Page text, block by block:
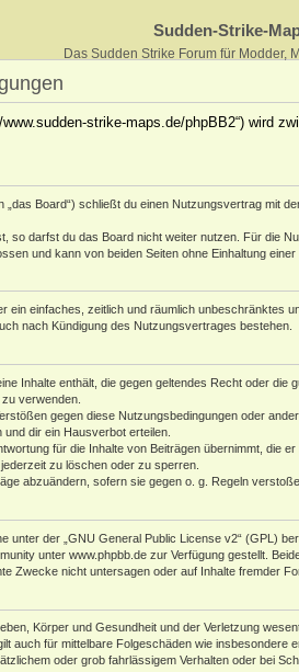
Sudden-Strike-
Das Sudden Strike Forum für Modder,
strike-maps.de/phpBB2“) wird
„das Board“) schließt du einen Nutzungsvertrag mit
so darfst du das Board nicht weiter nutzen. Für die
und kann von beiden Seiten ohne Einhaltung
ein einfaches, zeitlich und räumlich unbeschränktes
nach Kündigung des Nutzungsvertrages bestehen.
Inhalte enthält, die gegen geltendes Recht oder
verwenden.
gegen diese Nutzungsbedingungen oder
dir ein Hausverbot erteilen.
für die Inhalte von Beiträgen übernimmt, die
zu löschen oder zu sperren.
abzuändern, sofern sie gegen o. g. Regeln
unter der „ GNU General Public License v2“ (GPL)
unter www.phpbb.dezur Verfügung gestellt.
Zwecke nicht untersagen oder auf Inhalte fremder
Körper und Gesundheit und der Verletzung
auch für mittelbare Folgeschäden wie insbesondere
oder grob fahrlässigem Verhalten oder bei